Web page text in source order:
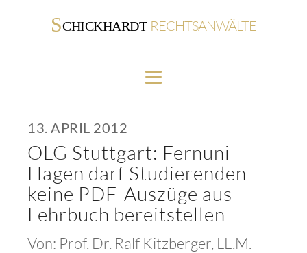
SCHICKHARDT RECHTSANWÄLTE
13. APRIL 2012
OLG Stuttgart: Fernuni
Hagen darf Studierenden
keine PDF-Auszüge aus
Lehrbuch bereitstellen
Von: Prof. Dr. Ralf Kitzberger, LL.M.